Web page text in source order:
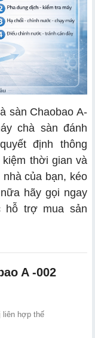
sàn Chaobao A-
chà sàn đánh
định thông
thời gian và
của bạn, kéo
hãy gọi ngay
hỗ trợ mua sản
A -002
liên hợp thế